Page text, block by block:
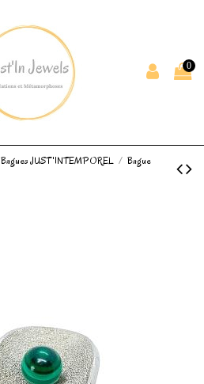
0
Bagues JUST'INTEMPOREL
Bague